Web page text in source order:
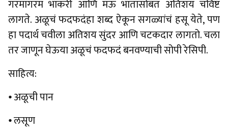
गरमागरम भाकरी आणि मऊ भातासोबत अतिशय चविष्ट
लागते. अळूचं फदफदंहा शब्द ऐकून सगळ्यांचं हसू येते, पण
हा पदार्थ चवीला अतिशय सुंदर आणि चटकदार लागतो. चला
तर जाणून घेऊया अळूचं फदफदं बनवण्याची सोपी रेसिपी.
साहित्य:
⦁ अळूची पान
⦁ लसूण